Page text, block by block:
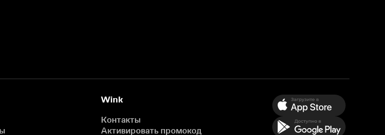
Wink
Контакты
Активировать промокод